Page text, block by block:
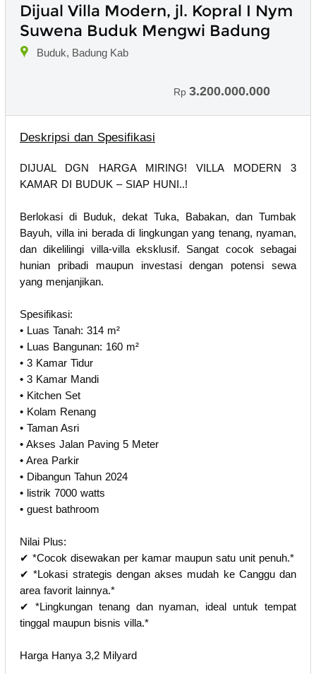
Dijual Villa Modern, jl. Kopral I Nym
Suwena Buduk Mengwi Badung
Buduk, Badung Kab
Rp 3.200.000.000
Deskripsi dan Spesifikasi
DIJUAL DGN HARGA MIRING! VILLA MODERN 3
KAMAR DI BUDUK – SIAP HUNI..!
Berlokasi di Buduk, dekat Tuka, Babakan, dan Tumbak
Bayuh, villa ini berada di lingkungan yang tenang, nyaman,
dan dikelilingi villa-villa eksklusif. Sangat cocok sebagai
hunian pribadi maupun investasi dengan potensi sewa
yang menjanjikan.
Spesifikasi:
• Luas Tanah: 314 m²
• Luas Bangunan: 160 m²
• 3 Kamar Tidur
• 3 Kamar Mandi
• Kitchen Set
• Kolam Renang
• Taman Asri
• Akses Jalan Paving 5 Meter
• Area Parkir
• Dibangun Tahun 2024
• ⁠listrik 7000 watts
• ⁠guest bathroom
Nilai Plus:
✔ *Cocok disewakan per kamar maupun satu unit penuh.*
✔ *Lokasi strategis dengan akses mudah ke Canggu dan
area favorit lainnya.*
✔ *Lingkungan tenang dan nyaman, ideal untuk tempat
tinggal maupun bisnis villa.*
Harga Hanya 3,2 Milyard